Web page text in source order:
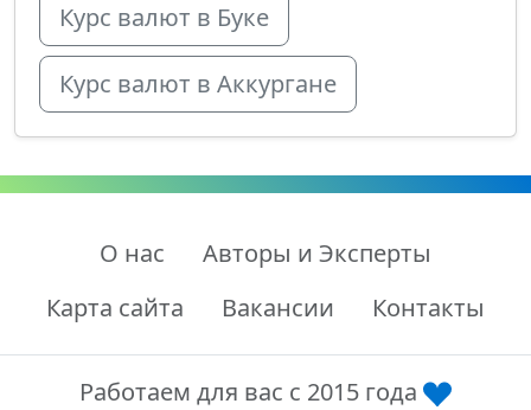
Курс валют в Буке
Курс валют в Аккургане
О нас
Авторы и Эксперты
Карта сайта
Вакансии Контакты
Работаем для вас с 2015 года